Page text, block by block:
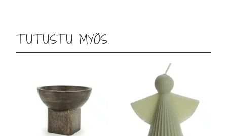
TUTUSTU MYÖS